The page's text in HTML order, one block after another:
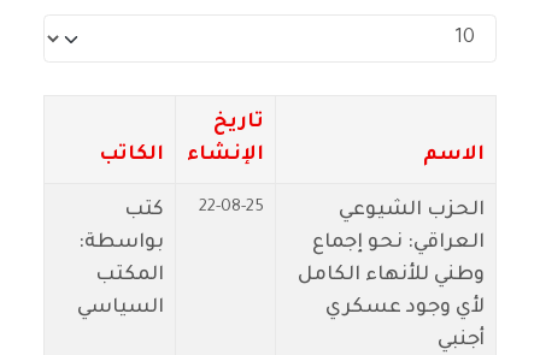
عدد الإظهارات:
الاسم
تاريخ
الإنشاء
الكاتب
الحزب الشيوعي
العراقي: نحو إجماع
وطني للأنهاء الكامل
لأي وجود عسكري
أجنبي
22-08-25
كتب
بواسطة:
المكتب
السياسي